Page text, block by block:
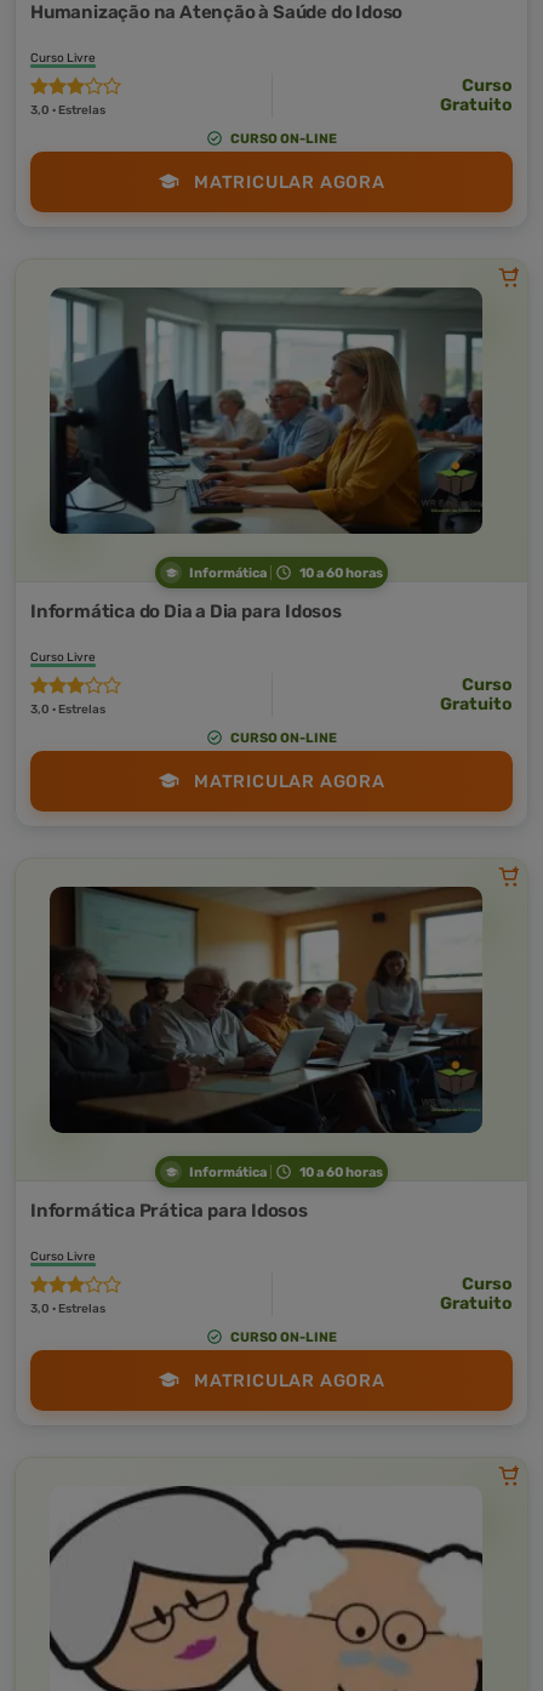
Humanização na Atenção à Saúde do Idoso
Curso Livre
3,0 · Estrelas
Curso
Gratuito
CURSO ON-LINE
MATRICULAR AGORA
Informática 10 a 60 horas
Informática do Dia a Dia para Idosos
Curso Livre
3,0 · Estrelas
Curso
Gratuito
CURSO ON-LINE
MATRICULAR AGORA
Informática 10 a 60 horas
Informática Prática para Idosos
Curso Livre
3,0 · Estrelas
Curso
Gratuito
CURSO ON-LINE
MATRICULAR AGORA